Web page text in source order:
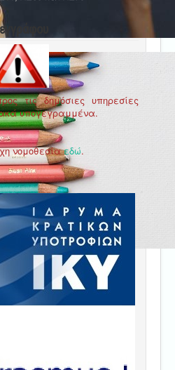
τις δημόσιες υπηρεσίες
υπογεγραμμένα.
νομοθεσίαεδώ.